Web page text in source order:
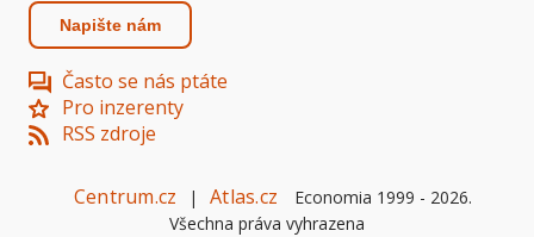
Napište nám
Často se nás ptáte
Pro inzerenty
RSS zdroje
Centrum.cz | Atlas.cz Economia 1999 - 2026.
Všechna práva vyhrazena